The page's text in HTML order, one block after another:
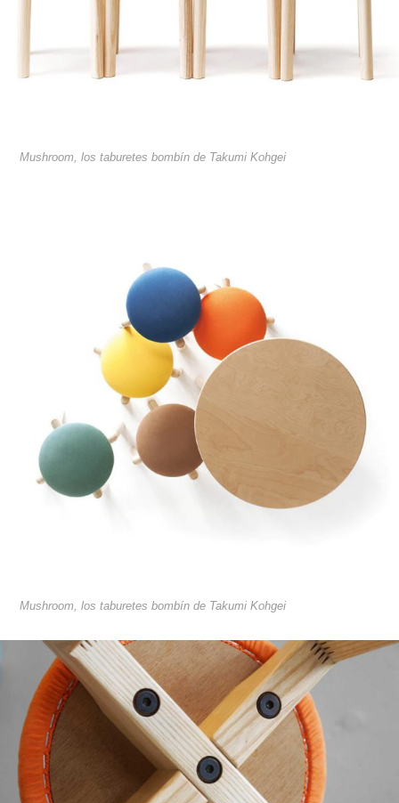
Mushroom, los taburetes bombín de Takumi Kohgei
Mushroom, los taburetes bombín de Takumi Kohgei